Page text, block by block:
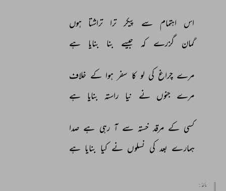
اس اہتمام سے پیکر ترا تراشتا ہوں
گمان
گزرے کہ جیسے بنا بنایا ہے
مرے چراغ کی لو کا سفر ہوا کے خلاف
مرے جنوں نے نیا راستہ بنایا ہے
کسی کے مرقد خستہ سے آ رہی ہے صدا
ہمارے بعد کی نسلوں نے کیا بنایا ہے
مأخذ :